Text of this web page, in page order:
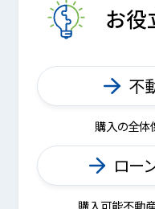
お役
不
購入の全体
ロー
購入可能不動